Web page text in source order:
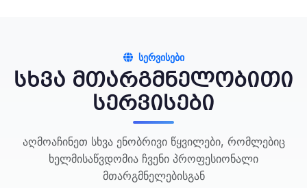
ᲡᲔᲠᲕᲘᲡᲔᲑᲘ
სხვა მთარგმნელობითი
სერვისები
აღმოაჩინეთ სხვა ენობრივი წყვილები, რომლებიც
ხელმისაწვდომია ჩვენი პროფესიონალი
მთარგმნელებისგან